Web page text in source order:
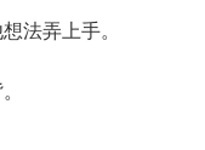
法弄上手。